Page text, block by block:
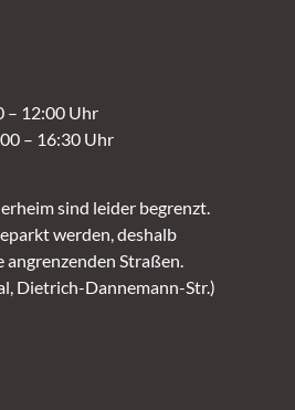
– 12:00 Uhr
– 16:30 Uhr
sind leider begrenzt.
werden, deshalb
Straßen.
Dietrich-Dannemann-Str.)